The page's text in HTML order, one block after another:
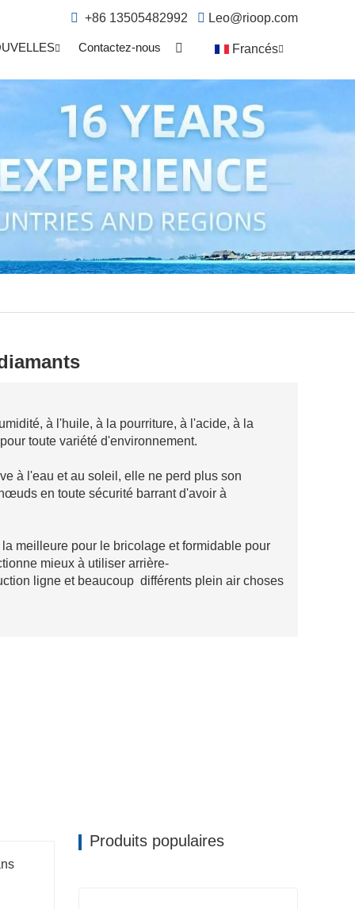
+86 13505482992 Leo@rioop.com
Contactez-nous Francés
à l'huile, à la pourriture, à l'acide, à la
toute variété d'environnement.
à l'eau et au soleil, elle ne perd plus son
en toute sécurité barrant d'avoir à
meilleure pour le bricolage et formidable pour
mieux à utiliser arrière-
ligne et beaucoup différents plein air choses
Produits populaires